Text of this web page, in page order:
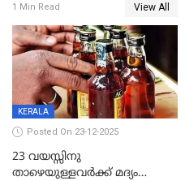
59 വർഷം തടവും 90,൦൦൦ രൂപ
പിഴയും ശിക്ഷ
1 Min Read View All
KERALA
Posted On 23-12-2025
23 വയസ്സിനു
താഴെയുള്ളവർക്ക് മദ്യം